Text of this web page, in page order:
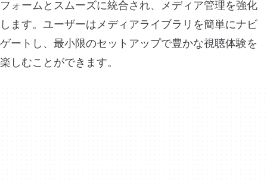
フォームとスムーズに統合され、メディア管理を強化
します。ユーザーはメディアライブラリを簡単にナビ
ゲートし、最小限のセットアップで豊かな視聴体験を
楽しむことができます。